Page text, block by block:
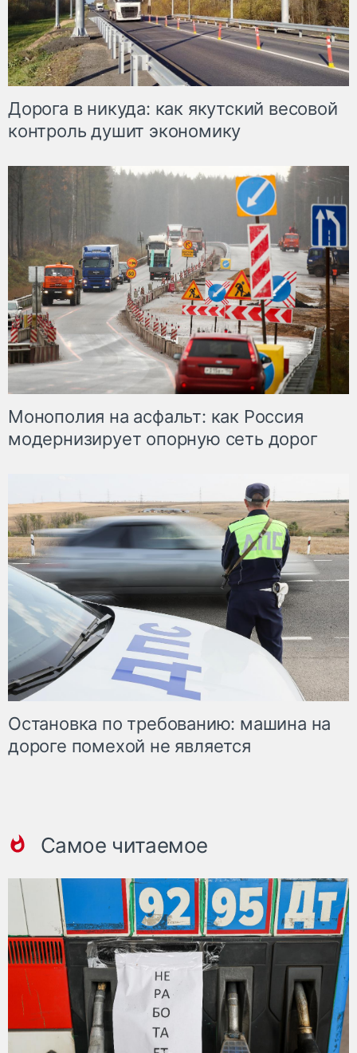
Дорога в никуда: как якутский весовой
контроль душит экономику
Монополия на асфальт: как Россия
модернизирует опорную сеть дорог
Остановка по требованию: машина на
дороге помехой не является
Самое читаемое